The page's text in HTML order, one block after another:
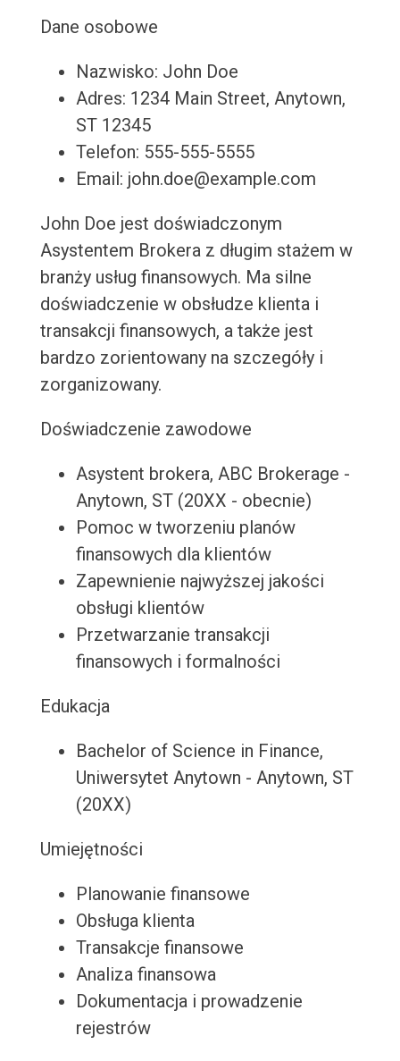
Dane osobowe
Nazwisko: John Doe
Adres: 1234 Main Street, Anytown,
ST 12345
Telefon: 555-555-5555
Email: john.doe@example.com
John Doe jest doświadczonym
Asystentem Brokera z długim stażem w
branży usług finansowych. Ma silne
doświadczenie w obsłudze klienta i
transakcji finansowych, a także jest
bardzo zorientowany na szczegóły i
zorganizowany.
Doświadczenie zawodowe
Asystent brokera, ABC Brokerage -
Anytown, ST (20XX - obecnie)
Pomoc w tworzeniu planów
finansowych dla klientów
Zapewnienie najwyższej jakości
obsługi klientów
Przetwarzanie transakcji
finansowych i formalności
Edukacja
Bachelor of Science in Finance,
Uniwersytet Anytown - Anytown, ST
(20XX)
Umiejętności
Planowanie finansowe
Obsługa klienta
Transakcje finansowe
Analiza finansowa
Dokumentacja i prowadzenie
rejestrów